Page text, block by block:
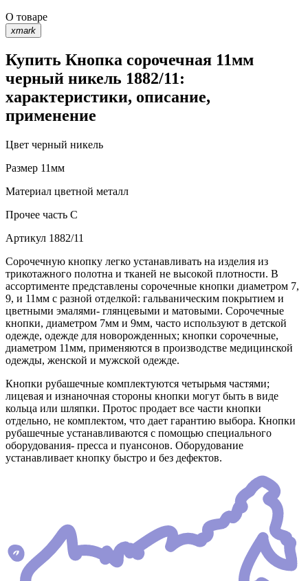
О товаре
xmark
Купить Кнопка сорочечная 11мм
черный никель 1882/11:
характеристики, описание,
применение
Цвет черный никель
Размер 11мм
Материал цветной металл
Прочее часть С
Артикул 1882/11
Сорочечную кнопку легко устанавливать на изделия из
трикотажного полотна и тканей не высокой плотности. В
ассортименте представлены сорочечные кнопки диаметром 7,
9, и 11мм с разной отделкой: гальваническим покрытием и
цветными эмалями- глянцевыми и матовыми. Сорочечные
кнопки, диаметром 7мм и 9мм, часто используют в детской
одежде, одежде для новорожденных; кнопки сорочечные,
диаметром 11мм, применяются в производстве медицинской
одежды, женской и мужской одежде.
Кнопки рубашечные комплектуются четырьмя частями;
лицевая и изнаночная стороны кнопки могут быть в виде
кольца или шляпки. Протос продает все части кнопки
отдельно, не комплектом, что дает гарантию выбора. Кнопки
рубашечные устанавливаются с помощью специального
оборудования- пресса и пуансонов. Оборудование
устанавливает кнопку быстро и без дефектов.